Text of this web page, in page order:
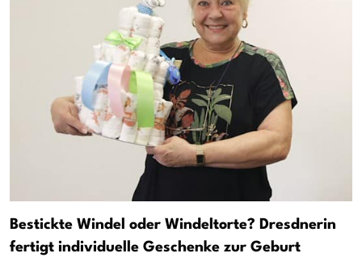
Bestickte Windel oder Windeltorte? Dresdnerin
fertigt individuelle Geschenke zur Geburt